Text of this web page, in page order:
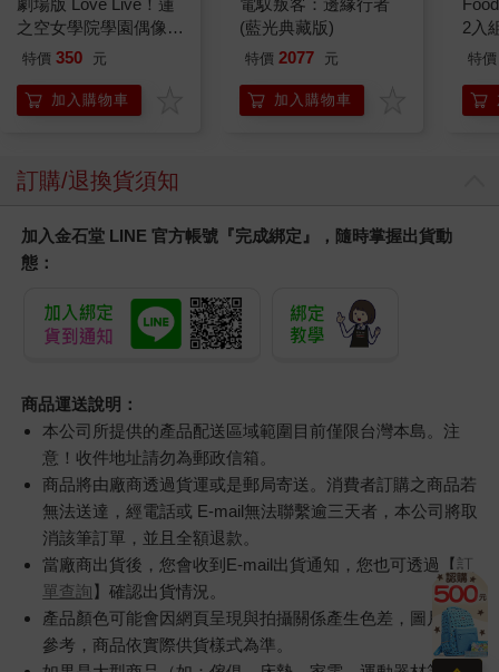
之空女學院學園偶像俱
樂部 Bloom Garden
特價 350 元
加入購物車
(藍光典藏版)
特價 2077 元
加入購物車
2入
特價
訂購/退換貨須知
加入金石堂 LINE 官方帳號『完成綁定』，隨時掌握出貨動
態：
商品運送說明：
本公司所提供的產品配送區域範圍目前僅限台灣本島。注
意！收件地址請勿為郵政信箱。
商品將由廠商透過貨運或是郵局寄送。消費者訂購之商品若
無法送達，經電話或 E-mail無法聯繫逾三天者，本公司將取
消該筆訂單，並且全額退款。
當廠商出貨後，您會收到E-mail出貨通知，您也可透過【訂
單查詢】確認出貨情況。
產品顏色可能會因網頁呈現與拍攝關係產生色差，圖片僅供
參考，商品依實際供貨樣式為準。